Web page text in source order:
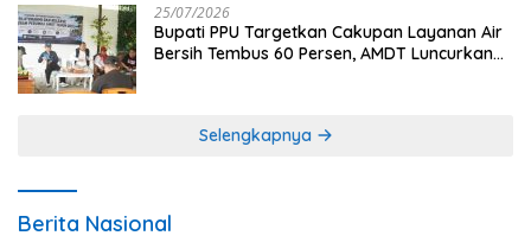
25/07/2026
Bupati PPU Targetkan Cakupan Layanan Air
Bersih Tembus 60 Persen, AMDT Luncurkan
Selengkapnya
Berita Nasional